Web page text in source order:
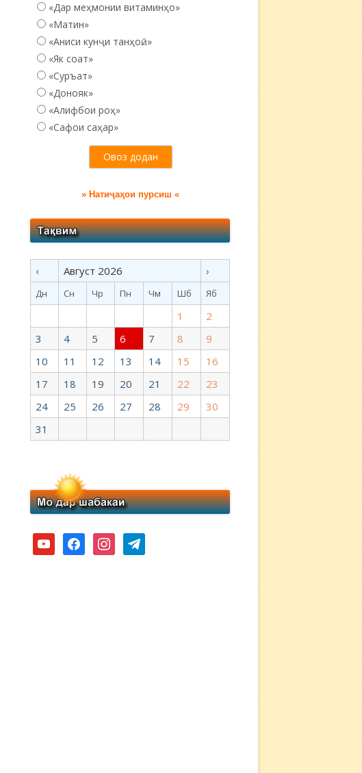
«Дар меҳмонии витаминҳо»
«Матин»
«Аниси кунҷи танҳоӣ...»
«Як соат»
«Суръат»
«Донояк»
«Алифбои роҳ»
«Сафои саҳар»
» Натиҷаҳои пурсиш «
‹ Август 2026 ›
Дн Сн Чр Пн Чм Шб Яб
1
2
3
4 5 6 7 8
9
10
11 12 13 14 15
16
17
18 19 20 21 22
23
24
25 26 27 28 29
30
31
youtubefacebookinstagramtelegram